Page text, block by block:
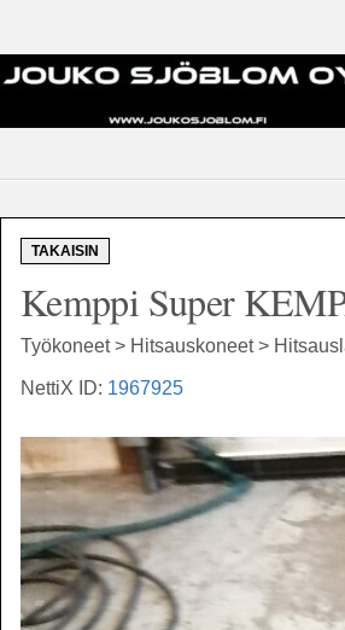
TAKAISIN
Kemppi Super
Työkoneet > Hitsauskoneet >
NettiX ID: 1967925